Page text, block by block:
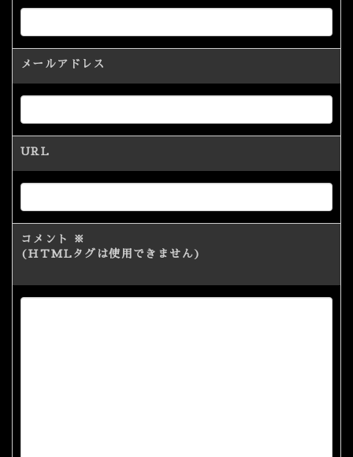
メールアドレス
URL
コメント
※
(HTMLタグは使用できません)